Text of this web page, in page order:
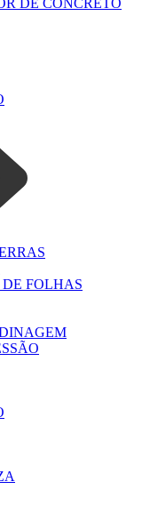
DE CONCRETO
FOLHAS